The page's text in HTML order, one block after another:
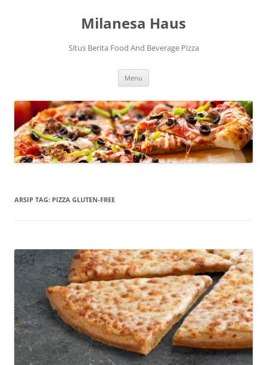
Milanesa Haus
Situs Berita Food And Beverage Pizza
Menu
ARSIP TAG: PIZZA GLUTEN-FREE